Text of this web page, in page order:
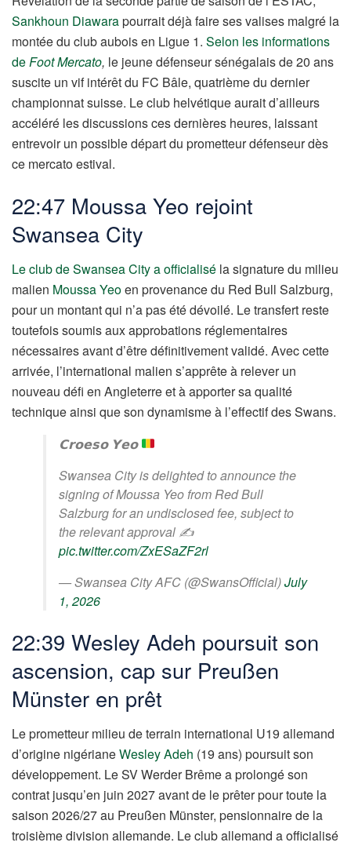
Sankhoun Diawarapourrait déjà faire ses valises malgré la
montée du club aubois en Ligue 1. Selon les informations
de Foot Mercato, le jeune défenseur sénégalais de 20 ans
suscite un vif intérêt du FC Bâle, quatrième du dernier
championnat suisse. Le club helvétique aurait d’ailleurs
accéléré les discussions ces dernières heures, laissant
entrevoir un possible départ du prometteur défenseur dès
ce mercato estival.
22:47 Moussa Yeo rejoint
Swansea City
Le club de Swansea City a officialisé la signature du milieu
malien Moussa Yeoen provenance du Red Bull Salzburg,
pour un montant qui n’a pas été dévoilé. Le transfert reste
toutefois soumis aux approbations réglementaires
nécessaires avant d’être définitivement validé. Avec cette
arrivée, l’international malien s’apprête à relever un
nouveau défi en Angleterre et à apporter sa qualité
technique ainsi que son dynamisme à l’effectif des Swans.
𝗖𝗿𝗼𝗲𝘀𝗼 𝗬𝗲𝗼
Swansea City is delighted to announce the
signing of Moussa Yeo from Red Bull
Salzburg for an undisclosed fee, subject to
the relevant approval ✍️
pic.twitter.com/ZxESaZF2rl
— Swansea City AFC (@SwansOfficial)July
1, 2026
22:39 Wesley Adeh poursuit son
ascension, cap sur Preußen
Münster en prêt
Le prometteur milieu de terrain international U19 allemand
d’origine nigérianeWesley Adeh (19 ans) poursuit son
développement. Le SV Werder Brême a prolongé son
contrat jusqu’en juin 2027 avant de le prêter pour toute la
saison 2026/27 au Preußen Münster, pensionnaire de la
troisième division allemande. Le club allemand a officialisé